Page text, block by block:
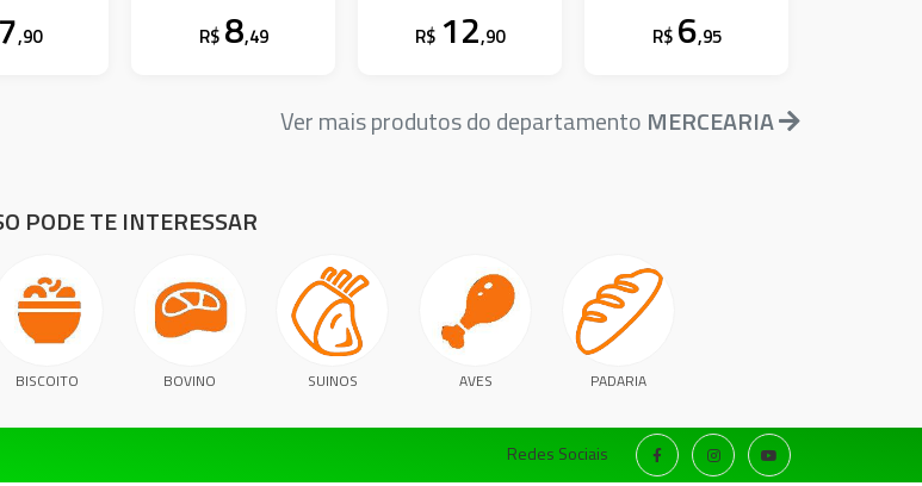
7,90 R$ 8,49 R$ 12,90 R$ 6,95
Ver mais produtos do departamento MERCEARIA
PODE TE INTERESSAR
BISCOITO BOVINO SUINOS AVES PADARIA
Redes Sociais